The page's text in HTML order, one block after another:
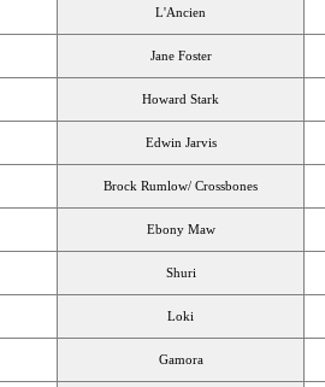
L'Ancien
Jane Foster
Howard Stark
Edwin Jarvis
Brock Rumlow/ Crossbones
Ebony Maw
Shuri
Loki
Gamora